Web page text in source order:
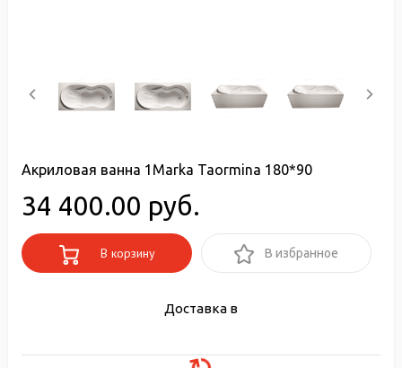
Акриловая ванна 1Marka Taormina 180*90
34 400.00 руб.
В корзину В избранное
Доставка в